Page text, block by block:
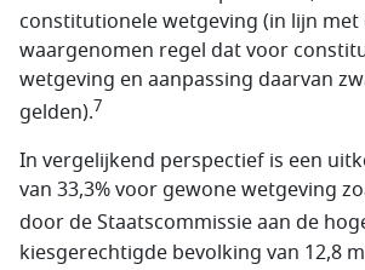
constitutionele wetgeving (in lijn
waargenomen regel dat voor
wetgeving en aanpassing daarvan
gelden).7
In vergelijkend perspectief is een
van 33,3% voor gewone wetgeving
door de Staatscommissie aan de
kiesgerechtigde bevolking van 12,8